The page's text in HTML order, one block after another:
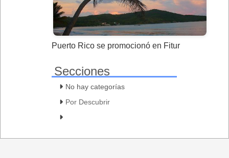
Puerto Rico se promocionó en Fitur
Secciones
No hay categorías
Por Descubrir